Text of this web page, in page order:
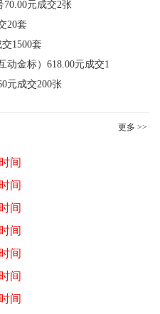
1500套
金标）618.00元成交1
元成交200张
标）1500.00元成交1
元成交50
元成交10
元成交14张
好品8.00元成交87版
标）266.00元成交5
金标）266.00元成交1
标）45.00元成交12
交100版
更多 >>
间
间
间
间
间
间
间